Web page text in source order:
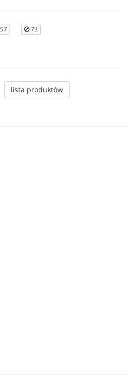
57 73
lista produktów